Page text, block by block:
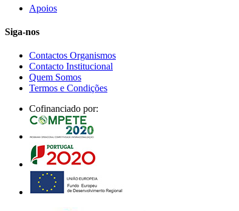
Apoios
Siga-nos
Contactos Organismos
Contacto Institucional
Quem Somos
Termos e Condições
Cofinanciado por: